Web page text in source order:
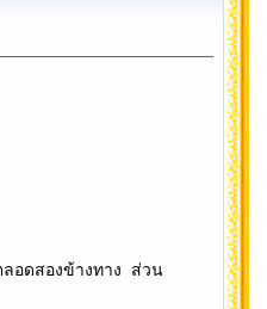
ลอดสองข้างทาง ส่วน